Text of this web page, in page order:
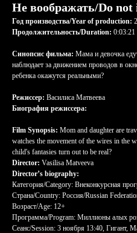
Не воображать/Do not
Год производства/Year of production:
Продолжительность/Duration: 0:03:21
Синопсис фильма: Мама и девочка
наблюдает за движением проводов в
ребенка окажутся реальными?
Режиссер: Василиса Матвеева
Биография режиссера:
Film Synopsis: Mom and daughter are
watches the movement of the wires in the
child's fantasies turn out to be real?
Director: Vasilisa Matveeva
Director’s biography:
Категория/Category: Внеконкурсная
Страна/Country: Россия/Russian
Возраст/Age: 12+
Программа/Program: Миллионы алых
Сеанс/Session: 3 ноября 13:40, Гигант,